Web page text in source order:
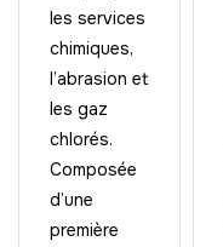
les services
chimiques,
l’abrasion et
les gaz
chlorés.
Composée
d’une
première